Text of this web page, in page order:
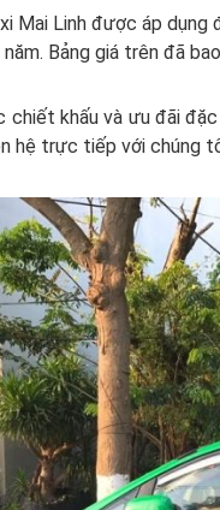
Mai Linh được áp
Bảng giá trên đã
khấu và ưu đãi
hệ trực tiếp với chúng